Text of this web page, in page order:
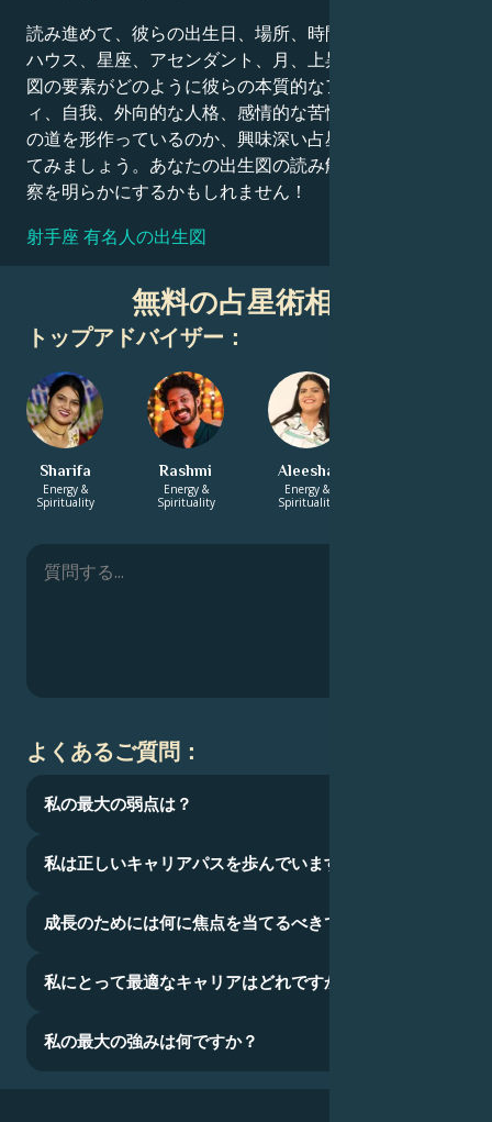
読み進めて、彼らの出生日、場所、時間、惑星の位置、
ハウス、星座、アセンダント、月、上昇星座など、出生
図の要素がどのように彼らの本質的なアイデンティテ
ィ、自我、外向的な人格、感情的な苦悩、そして成功へ
の道を形作っているのか、興味深い占星術的解釈を探っ
てみましょう。あなたの出生図の読み解きも、同様の洞
察を明らかにするかもしれません！
射手座 有名人の出生図
無料の占星術相談
トップアドバイザー：
Sharifa
Energy &
Spirituality
Rashmi
Energy &
Spirituality
Aleesha
Energy &
Spirituality
よくあるご質問：
私の最大の弱点は？
私は正しいキャリアパスを歩んでいますか？
成長のためには何に焦点を当てるべきでしょうか？
私にとって最適なキャリアはどれですか？
私の最大の強みは何ですか？